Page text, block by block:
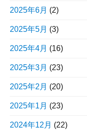
2025年6月 (2)
2025年5月 (3)
2025年4月 (16)
2025年3月 (23)
2025年2月 (20)
2025年1月 (23)
2024年12月 (22)